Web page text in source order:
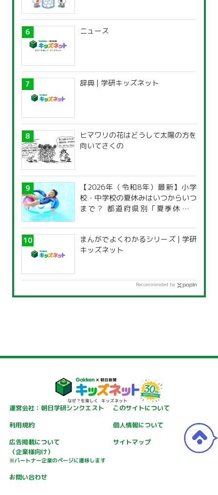
ニュース
辞典 | 学研キッズネット
ヒマワリの花はどうして太陽の方を
向いてさくの
【2026年（令和8年）最新】小学
校・中学校の夏休みはいつからいつ
まで？ 都道府県別「夏季休暇一
まんがでよくわかるシリーズ | 学研
キッズネット
Recommended by
運営会社：朝日学研シンクエスト
このサイトについて
利用規約
個人情報について
広告掲載について
（企業様向け）
※パートナー企業のページに遷移します
サイトマップ
お問い合わせ